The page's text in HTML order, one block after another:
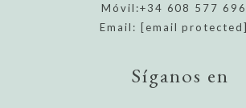
Móvil:+34 608 577 696
Email: [email protected]
Síganos en